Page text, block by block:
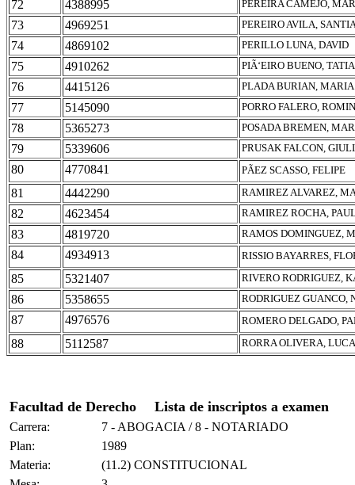
72 4388995 PEREIRA CAMEJO,
73 4969251 PEREIRO AVILA,
74 4869102 PERILLO LUNA, DAVID
75 4910262 PIÃ‘EIRO BUENO,
76 4415126 PLADA BURIAN, MARIA
77 5145090 PORRO FALERO,
78 5365273 POSADA BREMEN,
79 5339606 PRUSAK FALCON,
80 4770841 PÃEZ SCASSO, FELIPE
81 4442290 RAMIREZ ALVAREZ,
82 4623454 RAMIREZ ROCHA,
83 4819720 RAMOS DOMINGUEZ,
84 4934913 RISSIO BAYARRES,
85 5321407 RIVERO RODRIGUEZ,
86 5358655 RODRIGUEZ GUANCO,
87 4976576 ROMERO DELGADO,
88 5112587 RORRA OLIVERA,
Facultad de Derecho Lista de inscriptos a examen
Carrera:
7 - ABOGACIA / 8 - NOTARIADO
Plan:
1989
Materia:
(11.2) CONSTITUCIONAL